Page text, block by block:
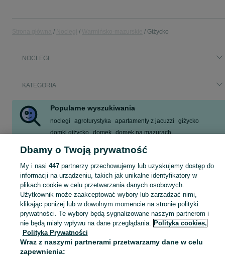
Giżycko
NOCLEGI
KATEGORIA
Popularne wyszukiwania
noclegi agroturystyka apartamenty z jacuzzi
giżycko
domki giżycko domek domek na mazurach
Zasłużony urlop spędzaj na przyjemnościach! Znajdź idealne miejsce na wypoczynek w kategorii Noclegi na OLX - Giżycko i okolice!
Mapa kategorii
Mapa miejscowości
Mapa ministron
Popularne wyszukiwania
Dbamy o Twoją prywatność
My i nasi 447partnerzy przechowujemy lub uzyskujemy dostęp do
informacji na urządzeniu, takich jak unikalne identyfikatory w
plikach cookie w celu przetwarzania danych osobowych.
Użytkownik może zaakceptować wybory lub zarządzać nimi,
klikając poniżej lub w dowolnym momencie na stronie polityki
prywatności. Te wybory będą sygnalizowane naszym partnerom i
nie będą miały wpływu na dane przeglądania. Polityka cookies,
Polityka Prywatności
Wraz z naszymi partnerami przetwarzamy dane w celu
zapewnienia: